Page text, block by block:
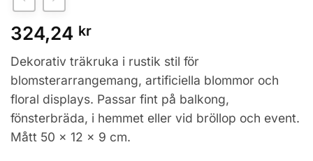
324,24 kr
Dekorativ träkruka i rustik stil för
blomsterarrangemang, artificiella blommor och
floral displays. Passar fint på balkong,
fönsterbräda, i hemmet eller vid bröllop och event.
Mått 50 x 12 x 9 cm.